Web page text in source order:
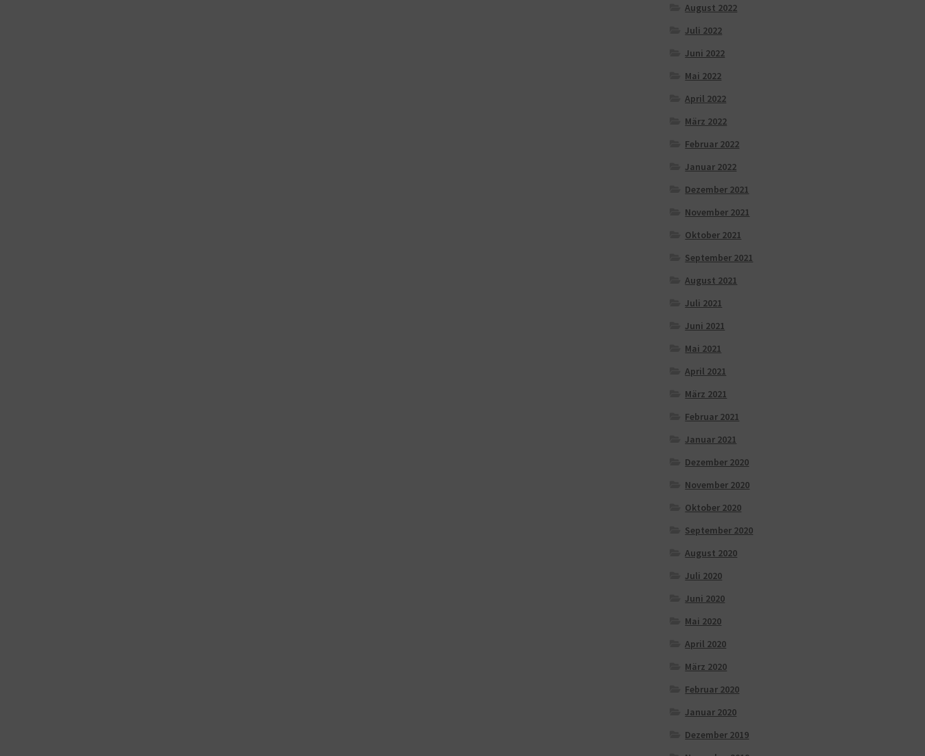
August 2022
Juli 2022
Juni 2022
Mai 2022
April 2022
März 2022
Februar 2022
Januar 2022
Dezember 2021
November 2021
Oktober 2021
September 2021
August 2021
Juli 2021
Juni 2021
Mai 2021
April 2021
März 2021
Februar 2021
Januar 2021
Dezember 2020
November 2020
Oktober 2020
September 2020
August 2020
Juli 2020
Juni 2020
Mai 2020
April 2020
März 2020
Februar 2020
Januar 2020
Dezember 2019